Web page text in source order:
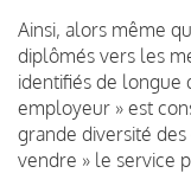
Ainsi, alors même
diplômés vers les
identifiés de longue
employeur » est
grande diversité
vendre » le service